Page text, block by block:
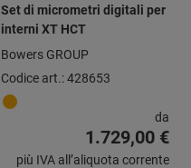
Set di micrometri digitali per
interni XT HCT
Bowers GROUP
Codice art.: 428653
da
1.729,00 €
più IVA all’aliquota corrente